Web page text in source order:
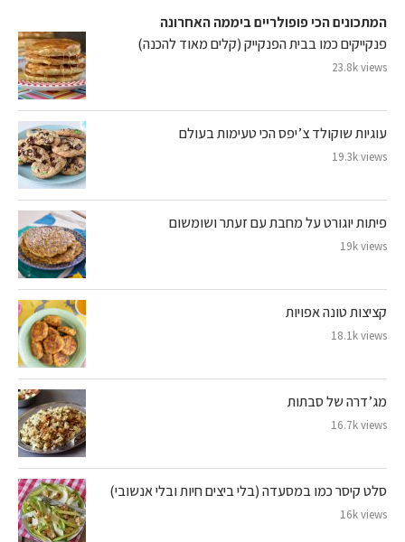
המתכונים הכי פופולריים ביממה האחרונה
פנקייקים כמו בבית הפנקייק (קלים מאוד להכנה)
23.8k views
עוגיות שוקולד צ’יפס הכי טעימות בעולם
19.3k views
פיתות יוגורט על מחבת עם זעתר ושומשום
19k views
קציצות טונה אפויות
18.1k views
מג’דרה של סבתות
16.7k views
סלט קיסר כמו במסעדה (בלי ביצים חיות ובלי אנשובי)
16k views